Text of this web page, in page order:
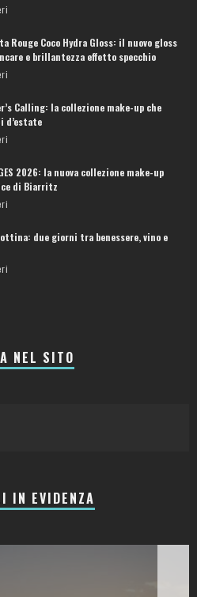
Rouge Coco Hydra Gloss: il nuovo gloss
e brillantezza effetto specchio
Calling: la collezione make-up che
d’estate
2026: la nuova collezione make-up
di Biarritz
due giorni tra benessere, vino e
NEL SITO
IN EVIDENZA